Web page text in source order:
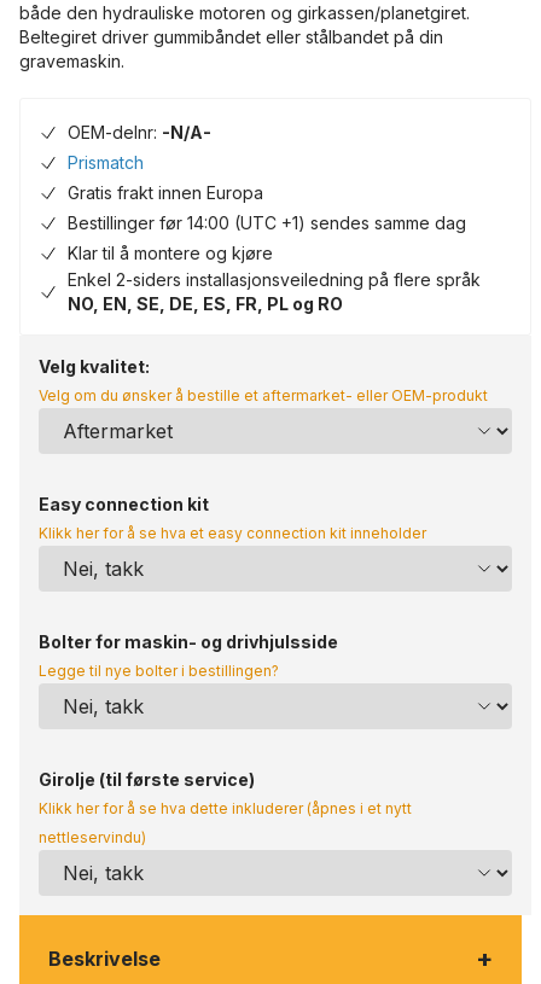
både den hydrauliske motoren og girkassen/planetgiret.
Beltegiret driver gummibåndet eller stålbandet på din
gravemaskin.
OEM-delnr: -N/A-
Prismatch
Gratis frakt innen Europa
Bestillinger før 14:00 (UTC +1) sendes samme dag
Klar til å montere og kjøre
Enkel 2-siders installasjonsveiledning på flere språk
NO, EN, SE, DE, ES, FR, PL og RO
Velg kvalitet:
Velg om du ønsker å bestille et aftermarket- eller OEM-produkt
Easy connection kit
Klikk her for å se hva et easy connection kit inneholder
Bolter for maskin- og drivhjulsside
Legge til nye bolter i bestillingen?
Girolje (til første service)
Klikk her for å se hva dette inkluderer (åpnes i et nytt
nettleservindu)
Beskrivelse +